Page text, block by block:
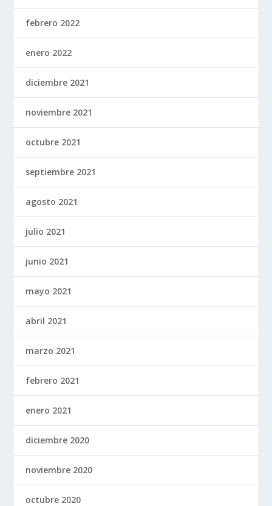
febrero 2022
enero 2022
diciembre 2021
noviembre 2021
octubre 2021
septiembre 2021
agosto 2021
julio 2021
junio 2021
mayo 2021
abril 2021
marzo 2021
febrero 2021
enero 2021
diciembre 2020
noviembre 2020
octubre 2020